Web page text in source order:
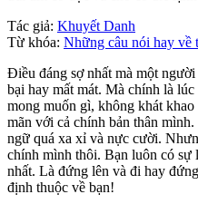
Tác giả: Khuyết Danh
Từ khóa: Những câu nói hay về
Điều đáng sợ nhất mà một
bại hay mất mát. Mà chính là
mong muốn gì, không khát
mãn với cả chính bản thân
ngữ quá xa xỉ và nực cười.
chính mình thôi. Bạn luôn có sự
nhất. Là đứng lên và đi hay
định thuộc về bạn!